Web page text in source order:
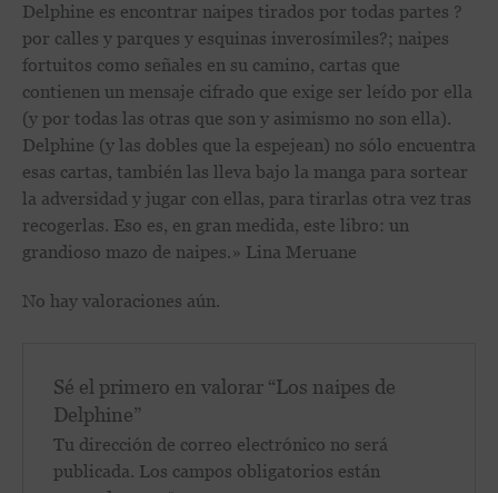
Delphine es encontrar naipes tirados por todas partes ?
por calles y parques y esquinas inverosímiles?; naipes
fortuitos como señales en su camino, cartas que
contienen un mensaje cifrado que exige ser leído por ella
(y por todas las otras que son y asimismo no son ella).
Delphine (y las dobles que la espejean) no sólo encuentra
esas cartas, también las lleva bajo la manga para sortear
la adversidad y jugar con ellas, para tirarlas otra vez tras
recogerlas. Eso es, en gran medida, este libro: un
grandioso mazo de naipes.» Lina Meruane
No hay valoraciones aún.
Sé el primero en valorar “Los naipes de
Delphine”
Tu dirección de correo electrónico no será
publicada. Los campos obligatorios están